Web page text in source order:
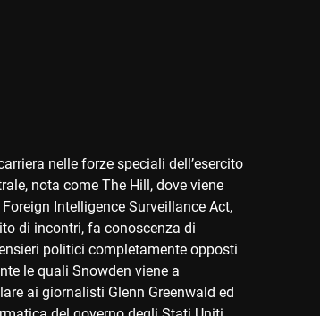
nelle forze speciali dell’esercito
nota come The Hill, dove viene
Intelligence Surveillance Act,
di incontri, fa conoscenza di
politici completamente opposti
le quali Snowden viene a
ai giornalisti Glenn Greenwald ed